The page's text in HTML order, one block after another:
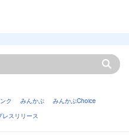
ク みんかぶ
みんかぶChoice
レスリリース